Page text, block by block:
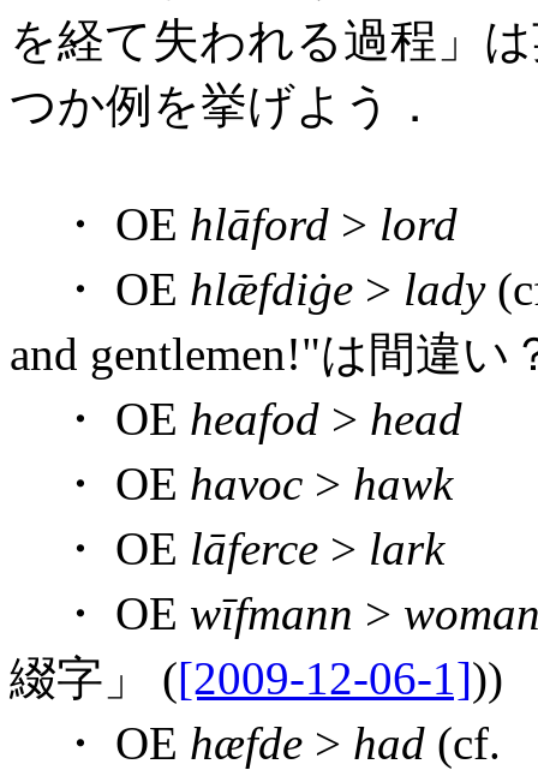
を経て失われる過程」
つか例を挙げよう．
・ OE hlāford > lord
・ OE hlǣfdiġe > lady
and gentlemen!"は間違い
・ OE heafod > head
・ OE havoc > hawk
・ OE lāferce > lark
・ OE wīfmann >
綴字」 ([2009-12-06-1]))
・ OE hæfde > had (cf.